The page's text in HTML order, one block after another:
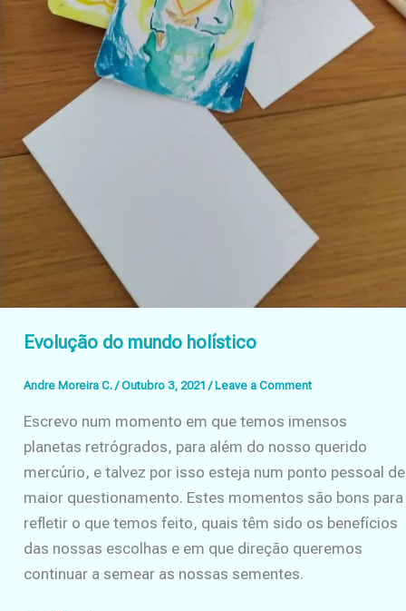
Evolução do mundo holístico
Andre Moreira C./Outubro 3, 2021/ Leave a Comment
Escrevo num momento em que temos imensos
planetas retrógrados, para além do nosso querido
mercúrio, e talvez por isso esteja num ponto pessoal de
maior questionamento. Estes momentos são bons para
refletir o que temos feito, quais têm sido os benefícios
das nossas escolhas e em que direção queremos
continuar a semear as nossas sementes.